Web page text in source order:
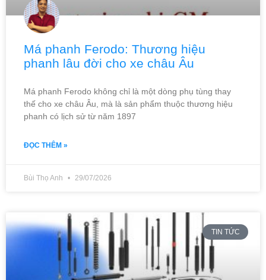
Má phanh Ferodo: Thương hiệu
phanh lâu đời cho xe châu Âu
Má phanh Ferodo không chỉ là một dòng phụ tùng thay
thế cho xe châu Âu, mà là sản phẩm thuộc thương hiệu
phanh có lịch sử từ năm 1897
ĐỌC THÊM »
Bùi Thọ Anh 29/07/2026
TIN TỨC